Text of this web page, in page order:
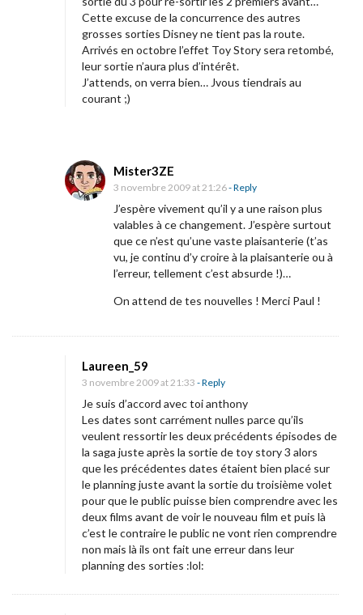
Cette excuse de la concurrence des autres
grosses sorties Disney ne tient pas la route.
Arrivés en octobre l’effet Toy Story sera retombé,
leur sortie n’aura plus d’intérêt.
J’attends, on verra bien… Jvous tiendrais au
courant ;)
Mister3ZE
3 novembre 2009 at 21:26- Reply
J’espère vivement qu’il y a une raison plus
valables à ce changement. J’espère surtout
que ce n’est qu’une vaste plaisanterie (t’as
vu, je continu d’y croire à la plaisanterie ou à
l’erreur, tellement c’est absurde !)…
On attend de tes nouvelles ! Merci Paul !
Laureen_59
3 novembre 2009 at 21:33 - Reply
Je suis d’accord avec toi anthony
Les dates sont carrément nulles parce qu’ils
veulent ressortir les deux précédents épisodes de
la saga juste après la sortie de toy story 3 alors
que les précédentes dates étaient bien placé sur
le planning juste avant la sortie du troisième volet
pour que le public puisse bien comprendre avec les
deux films avant de voir le nouveau film et puis là
c’est le contraire le public ne vont rien comprendre
non mais là ils ont fait une erreur dans leur
planning des sorties :lol: